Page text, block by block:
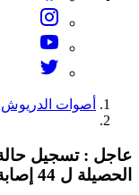
أصوات الدريوش
عاجل : تسجيل حالة
الحصيلة ل 44 إصابة